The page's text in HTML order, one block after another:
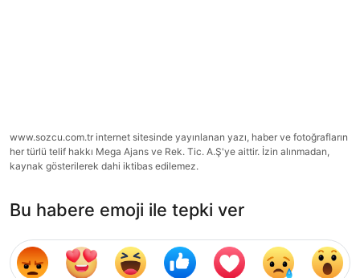
www.sozcu.com.tr internet sitesinde yayınlanan yazı, haber ve fotoğrafların
her türlü telif hakkı Mega Ajans ve Rek. Tic. A.Ş'ye aittir. İzin alınmadan,
kaynak gösterilerek dahi iktibas edilemez.
Bu habere emoji ile tepki ver